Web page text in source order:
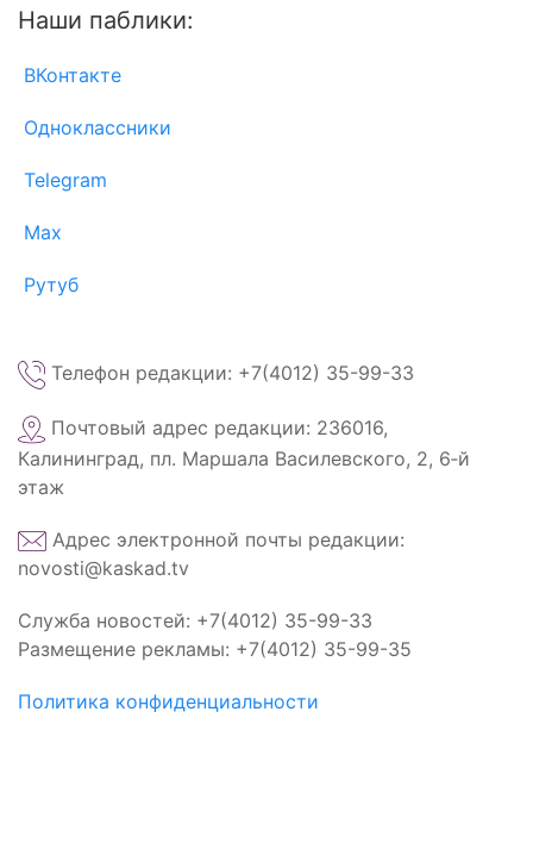
Наши паблики:
ВКонтакте
Одноклассники
Telegram
Max
Рутуб
Телефон редакции: +7(4012) 35-99-33
Почтовый адрес редакции: 236016,
Калининград, пл. Маршала Василевского, 2, 6‑й
этаж
Адрес электронной почты редакции:
novosti@kaskad.tv
Служба новостей: +7(4012) 35-99-33
Размещение рекламы: +7(4012) 35-99-35
Политика конфиденциальности